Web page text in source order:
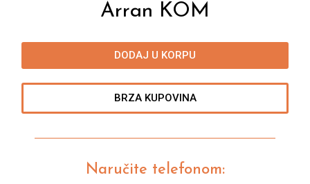
Arran KOM
DODAJ U KORPU
BRZA KUPOVINA
Naručite telefonom: